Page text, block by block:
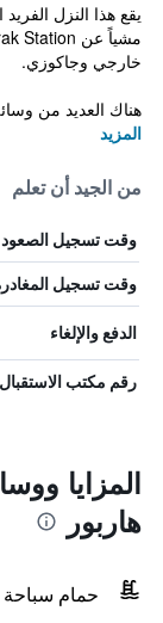
يقع هذا النزل
خارجي وجاكوزي.
هناك العديد من
المزيد
من الجيد أن تعلم
وقت تسجيل الصعود
وقت تسجيل
الدفع والإلغاء
رقم مكتب الاستقبال
المزايا
هاربور
حمام